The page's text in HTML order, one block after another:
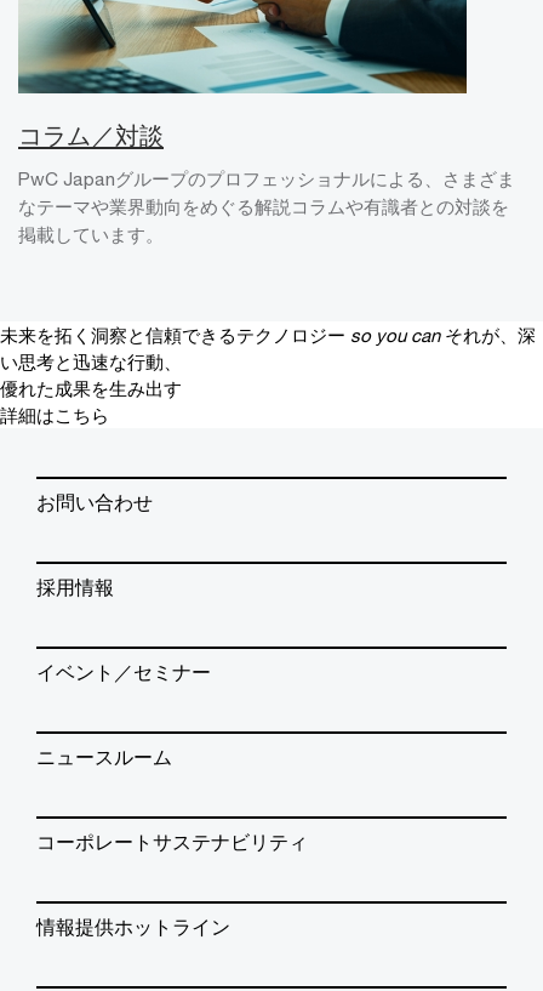
コラム／対談
PwC Japanグループのプロフェッショナルによる、さまざま
なテーマや業界動向をめぐる解説コラムや有識者との対談を
掲載しています。
未来を拓く洞察と信頼できるテクノロジー so you can それが、深
い思考と迅速な行動、
優れた成果を生み出す
詳細はこちら
お問い合わせ
採用情報
イベント／セミナー
ニュースルーム
コーポレートサステナビリティ
情報提供ホットライン